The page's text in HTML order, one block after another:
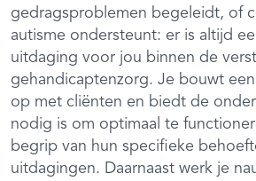
gedragsproblemen begeleidt, of
autisme ondersteunt: er is altijd
uitdaging voor jou binnen de
gehandicaptenzorg. Je bouwt
op met cliënten en biedt de
nodig is om optimaal te
begrip van hun specifieke
uitdagingen. Daarnaast werk je